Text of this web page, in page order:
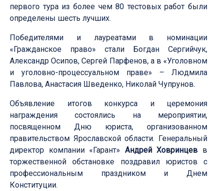
первого тура из более чем 80 тестовых работ были
определены шесть лучших.
Победителями и лауреатами в номинации
«Гражданское право» стали Богдан Сергийчук,
Александр Осипов, Сергей Парфенов, а в «Уголовном
и уголовно-процессуальном праве» – Людмила
Павлова, Анастасия Шведенко, Николай Чупрунов.
Объявление итогов конкурса и церемония
награждения состоялись на мероприятии,
посвященном Дню юриста, организованном
правительством Ярославской области. Генеральный
директор компании «Гарант» Андрей Ховринцев в
торжественной обстановке поздравил юристов с
профессиональным праздником и Днем
Конституции.